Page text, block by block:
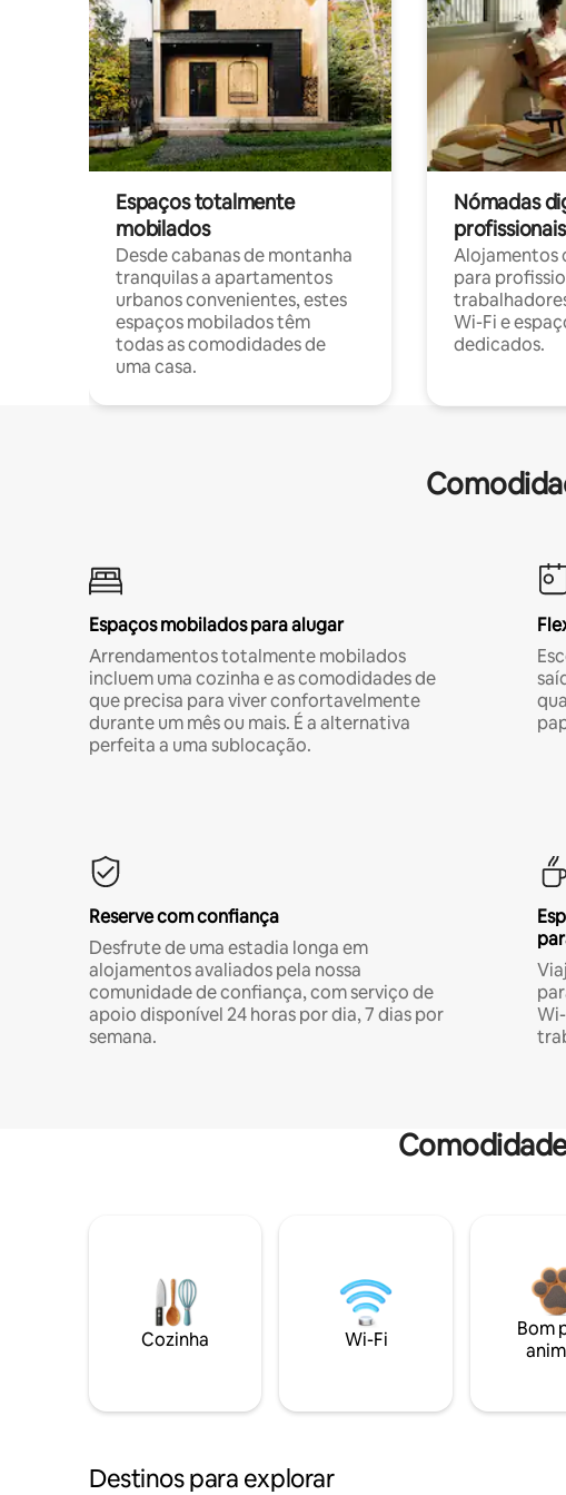
Espaços totalmente
mobilados
Desde cabanas de montanha
tranquilas a apartamentos
urbanos convenientes, estes
espaços mobilados têm
todas as comodidades de
uma casa.
Nómadas
Alojamentos
para
Wi-Fi e
dedicados.
Espaços mobilados para alugar
Arrendamentos totalmente mobilados
incluem uma cozinha e as comodidades de
que precisa para viver confortavelmente
durante um mês ou mais. É a alternativa
perfeita a uma sublocação.
Reserve com confiança
Desfrute de uma estadia longa em
alojamentos avaliados pela nossa
comunidade de confiança, com serviço de
apoio disponível 24 horas por dia, 7 dias por
semana.
Cozinha Wi-Fi
Bom
Destinos para explorar